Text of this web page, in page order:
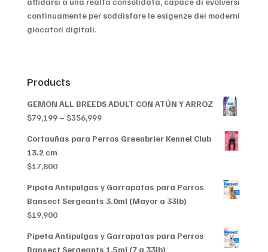
continuamente per soddisfare le esigenze dei moderni
giocatori digitali.
Products
GEMON ALL BREEDS ADULT CON ATÚN Y ARROZ
$79,199 – $356,999Price
$79,199
Cortauñas para Perros Greenbrier Kennel Club
13.2 cm
$17,800
Pipeta Antipulgas y Garrapatas para Perros
Bansect Sergeants 3.0ml (Mayor a 33lb)
$19,900
Pipeta Antipulgas y Garrapatas para Perros
Bansect Sergeants 1.5ml (7 a 33lb)